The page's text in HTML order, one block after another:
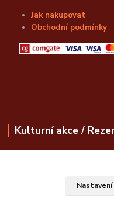
Jak nakupovat
Obchodní podmínky
Kulturní akce /
Nastavení